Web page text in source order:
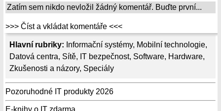
Hlavní rubriky: Informační systémy, Mobilní technologie,
Datová centra, Sítě, IT bezpečnost, Software, Hardware,
Zkušenosti a názory, Speciály
Pozoruhodné IT produkty 2026
E-knihy o IT zdarma
Zatím sem nikdo nevložil žádný komentář. Buďte první...
>>> Číst a vkládat komentáře <<<